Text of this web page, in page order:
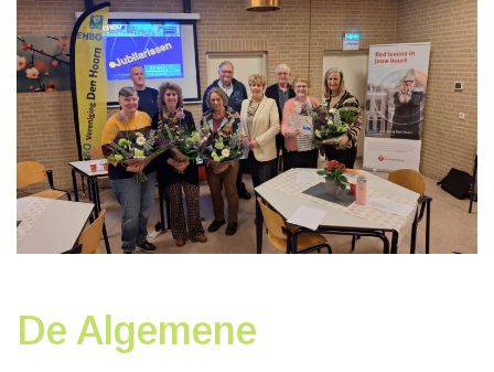
De Algemene